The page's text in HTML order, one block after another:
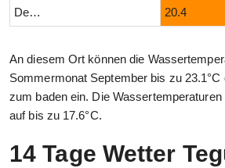
Dezember 20.4
An diesem Ort können die
Sommermonat September bis zu 23.1°C
zum baden ein. Die
auf bis zu 17.6°C.
14 Tage Wetter